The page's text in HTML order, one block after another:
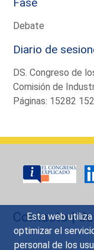
Esta web
optimizar el
personal de los
Debate
Diario de
DS. Congreso de
Comisión de
Páginas: 15282
Contacto|